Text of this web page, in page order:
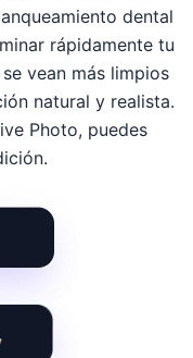
dental
rápidamente tu
vean más limpios
natural y realista.
Photo, puedes